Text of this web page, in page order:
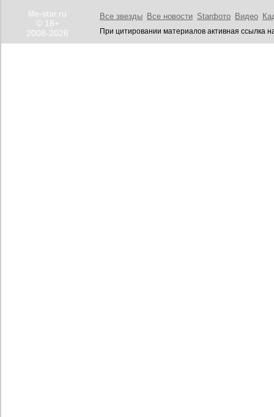
life-star.ru
© 18+
2008-2026
Все звезды Все новости Starфото Видео
При цитировании материалов активная ссылка